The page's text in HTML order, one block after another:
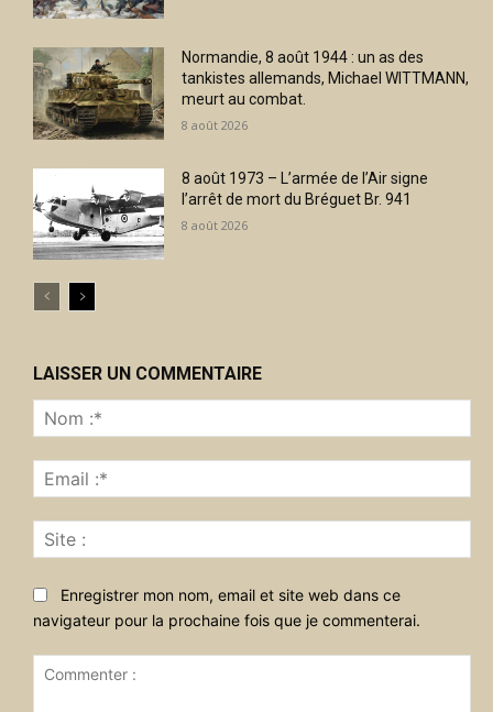
Normandie, 8 août 1944 : un as des
tankistes allemands, Michael WITTMANN,
meurt au combat.
8 août 2026
8 août 1973 – L’armée de l’Air signe
l’arrêt de mort du Bréguet Br. 941
8 août 2026
LAISSER UN COMMENTAIRE
:*
:*
:
Enregistrer mon nom, email et site web dans ce
navigateur pour la prochaine fois que je commenterai.